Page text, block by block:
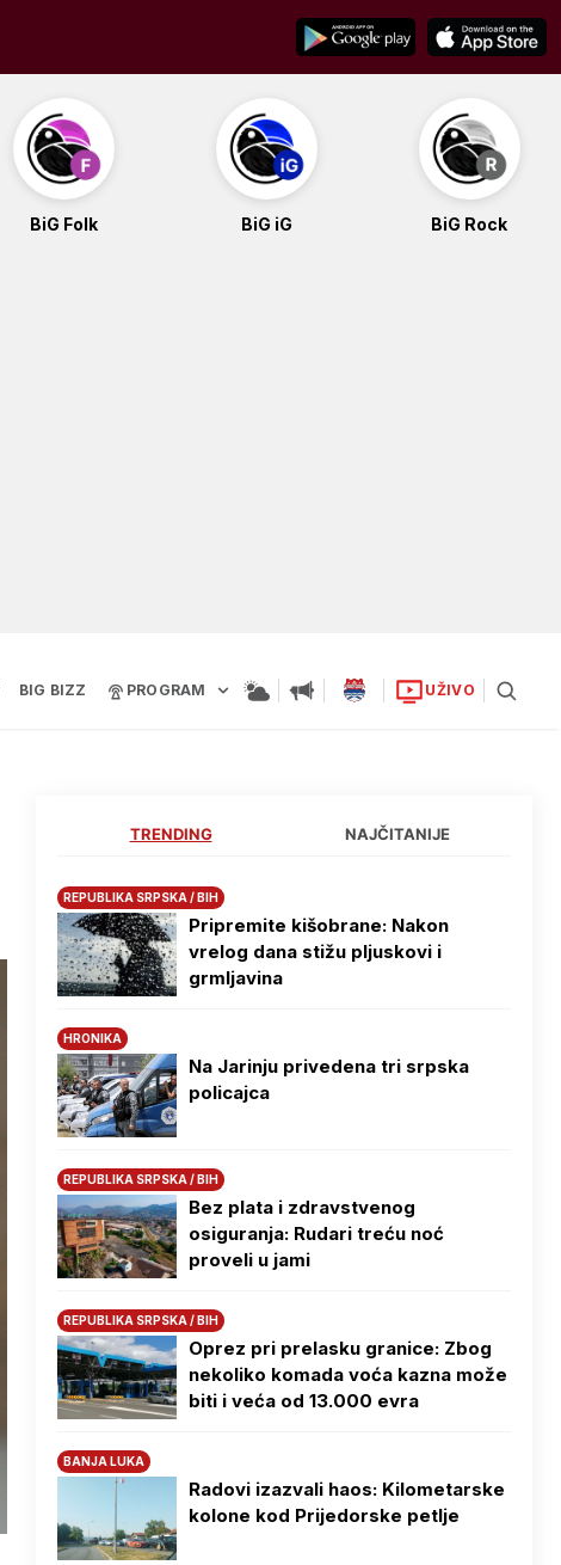
BiG Folk BiG iG BiG Rock
BIG BIZZ PROGRAM UŽIVO
TRENDING NAJČITANIJE
REPUBLIKA SRPSKA / BIH
Pripremite kišobrane: Nakon
vrelog dana stižu pljuskovi i
grmljavina
HRONIKA
Na Јarinju privedena tri srpska
policajca
REPUBLIKA SRPSKA / BIH
Bez plata i zdravstvenog
osiguranja: Rudari treću noć
proveli u jami
REPUBLIKA SRPSKA / BIH
Oprez pri prelasku granice: Zbog
nekoliko komada voća kazna može
biti i veća od 13.000 evra
BANJA LUKA
Radovi izazvali haos: Kilometarske
kolone kod Prijedorske petlje